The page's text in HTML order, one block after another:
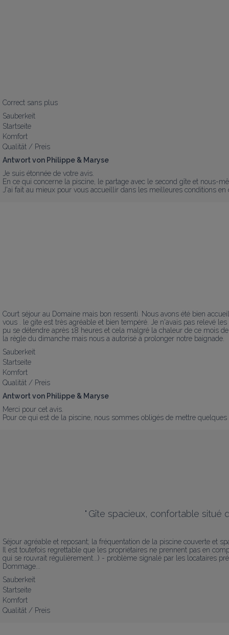
Correct sans plus
Sauberkeit
Startseite
Komfort
Qualität / Preis
Antwort von Philippe & Maryse
Je suis étonnée de votre avis.
En ce qui concerne la piscine, le partage avec le second gîte et nous-
J'ai fait au mieux pour vous accueillir dans les meilleures conditions
Court séjour au Domaine mais bon ressenti. Nous avons été bien
vous . le gite est très agréable et bien tempéré. Je n'avais pas relevé
pu se détendre après 18 heures et cela malgré la chaleur de ce mois
la règle du dimanche mais nous a autorisé à prolonger notre baignade.
Sauberkeit
Startseite
Komfort
Qualität / Preis
Antwort von Philippe & Maryse
Merci pour cet avis.
Pour ce qui est de la piscine, nous sommes obligés de mettre
" Gîte spacieux, confortable situé
Séjour agréable et reposant; la fréquentation de la piscine couverte et
Il est toutefois regrettable que les propriétaires ne prennent pas en
qui se rouvrait régulièrement...) - problème signalé par les locataires
Dommage...
Sauberkeit
Startseite
Komfort
Qualität / Preis